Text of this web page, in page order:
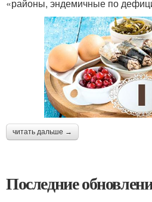
«районы, эндемичные по
читать дальше →
Последние